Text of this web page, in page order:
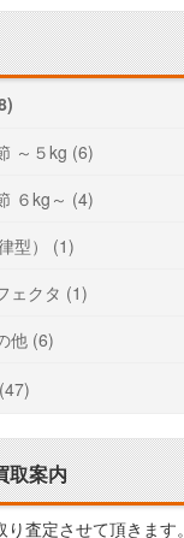
～５kg (6)
６kg～ (4)
型） (1)
ェクタ (1)
他 (6)
取案内
査定させて頂きます。